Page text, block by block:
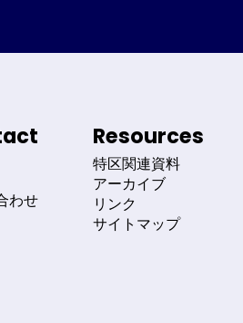
わせ
Resources
特区関連資料
アーカイブ
リンク
サイトマップ